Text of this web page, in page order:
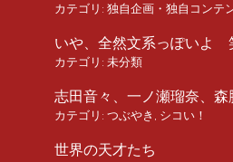
カテゴリ: 独自企画・独自コンテ
いや、全然文系っぽいよ
カテゴリ: 未分類
志田音々、一ノ瀬瑠奈、森
カテゴリ: つぶやき , シコい！
世界の天才たち